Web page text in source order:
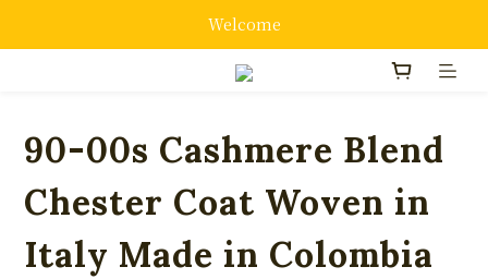
Welcome
90-00s Cashmere Blend
Chester Coat Woven in
Italy Made in Colombia